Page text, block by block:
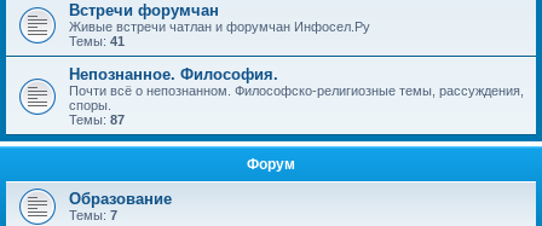
Встречи форумчан
Живые встречи чатлан и форумчан Инфосел.Ру
Темы: 41
Непознанное. Философия.
Почти всё о непознанном. Философско-религиозные темы, рассуждения,
споры.
Темы: 87
Форум
Образование
Темы: 7